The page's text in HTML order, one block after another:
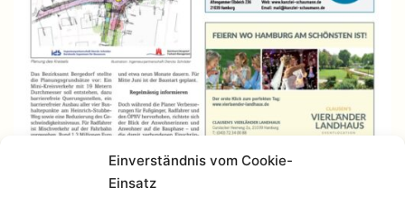
Einverständnis vom Cookie-
Einsatz